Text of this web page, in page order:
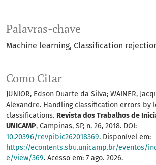
Palavras-chave
Machine learning Classification
Como Citar
JUNIOR, Edson Duarte da Silva; WAINER,
Alexandre. Handling classification errors by
classifications. Revista dos Trabalhos de
UNICAMP, Campinas, SP, n. 26, 2018. DOI:
10.20396/revpibic262018369. Disponível em:
https://econtents.sbu.unicamp.br/eventos/
e/view/369. Acesso em: 7 ago. 2026.